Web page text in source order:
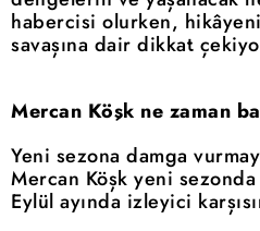
habercisi olurken,
savaşına dair dikkat
Mercan Köşk ne zaman
Yeni sezona damga
Mercan Köşk yeni
Eylül ayında izleyici